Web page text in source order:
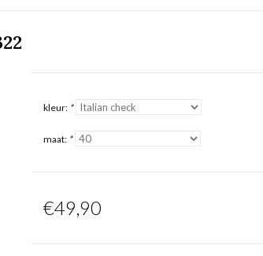
kleur: *
maat: *
€49,90